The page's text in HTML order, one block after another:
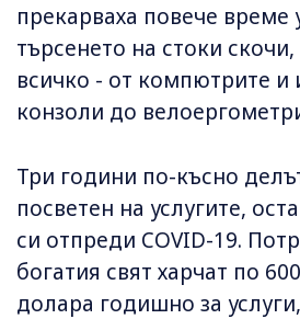
прекарваха повече време
търсенето на стоки скочи,
всичко - от компютрите и
конзоли до
Три години по-късно
посветен на услугите,
си отпреди COVID-19.
богатия свят харчат по
долара годишно за